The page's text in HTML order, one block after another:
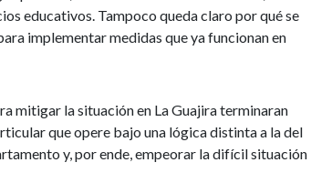
educativos. Tampoco queda claro por qué se
implementar medidas que ya funcionan en
mitigar la situación en La Guajira terminaran
que opere bajo una lógica distinta a la del
y, por ende, empeorar la difícil situación